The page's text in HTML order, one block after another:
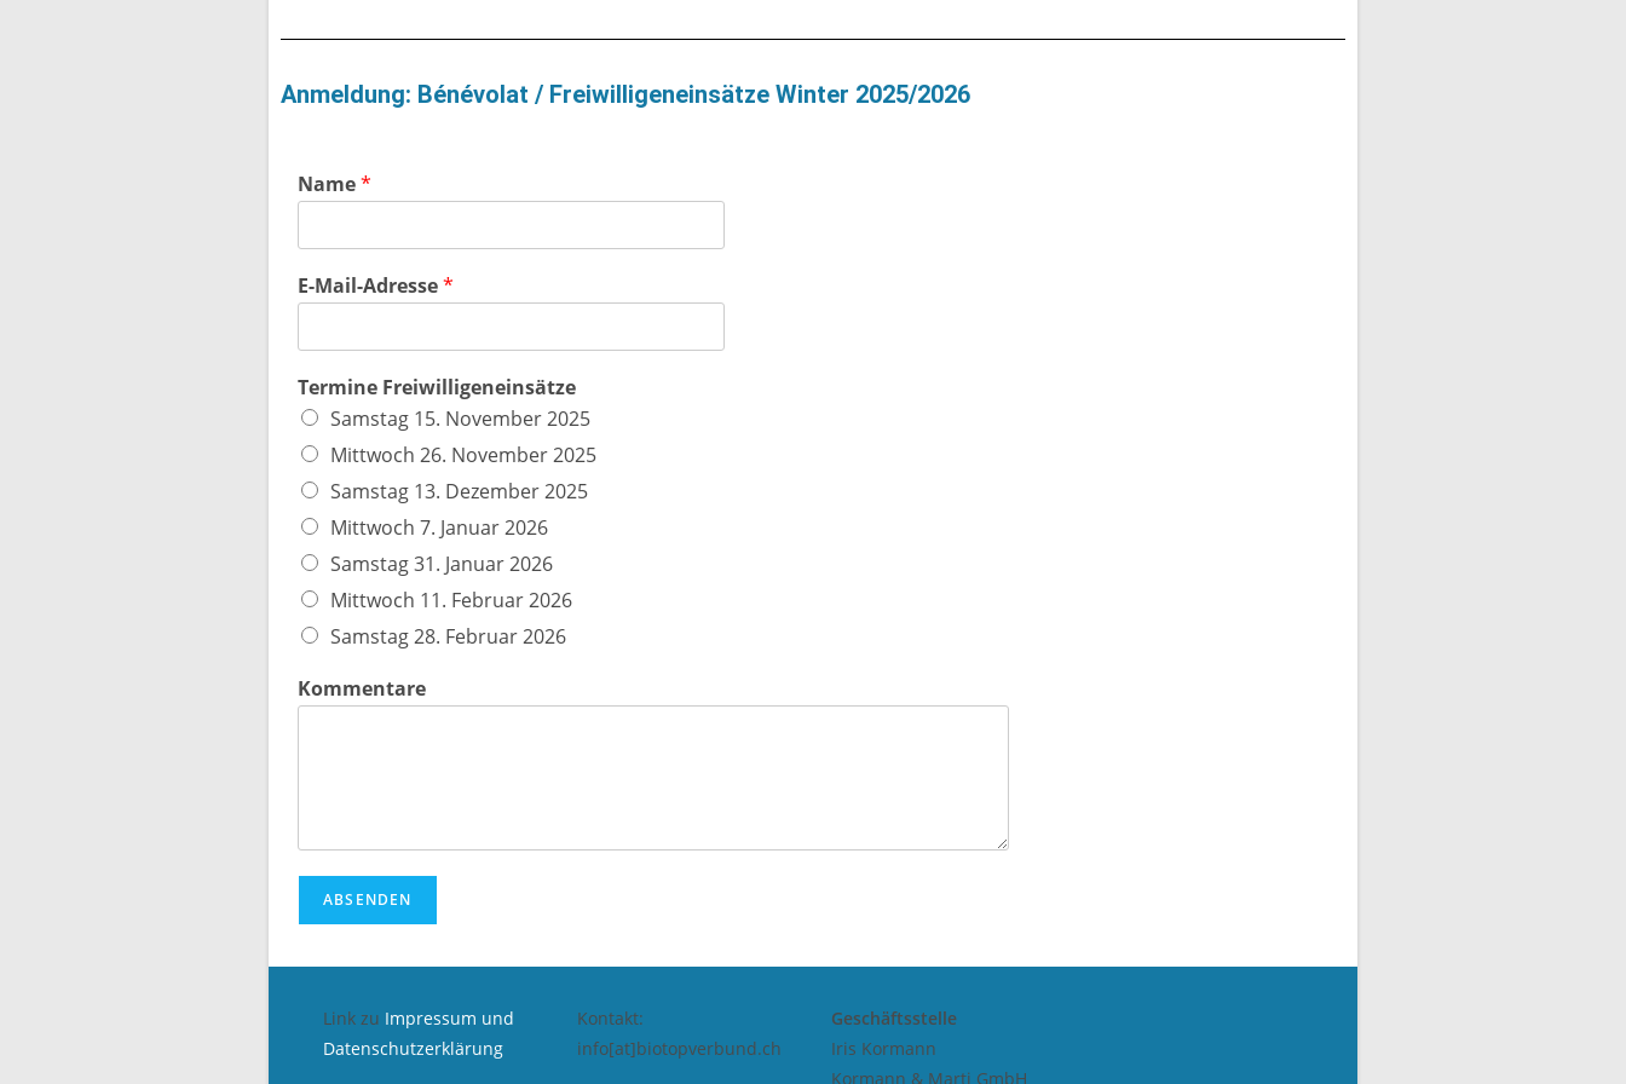
Anmeldung: Bénévolat / Freiwilligeneinsätze Winter 2025/2026
Name*
E-Mail-Adresse*
Termine Freiwilligeneinsätze
Samstag 15. November 2025
Mittwoch 26. November 2025
Samstag 13. Dezember 2025
Mittwoch 7. Januar 2026
Samstag 31. Januar 2026
Mittwoch 11. Februar 2026
Samstag 28. Februar 2026
Kommentare
ABSENDEN
Link zu Impressum und
Datenschutzerklärung
Kontakt:
info[at]biotopverbund.ch
Geschäftsstelle
Iris Kormann
Kormann & Marti GmbH